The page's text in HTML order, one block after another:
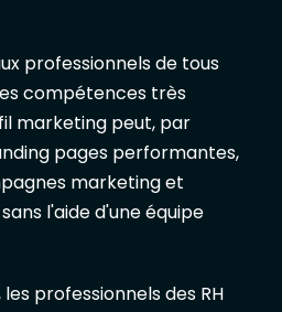
professionnels de tous
compétences très
marketing peut, par
pages performantes,
marketing et
l'aide d'une équipe
professionnels des RH